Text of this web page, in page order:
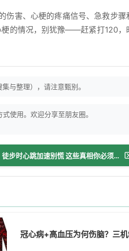
伤害、心梗的疼痛信号、急救步骤
梗的情况，别犹豫——赶紧打120，
与整理），请注意甄别。
使用。欢迎分享至朋友圈。
下一篇：徒步时心跳加速别慌 这些真相你必须知道
冠心病+高血压为何伤脑？三机